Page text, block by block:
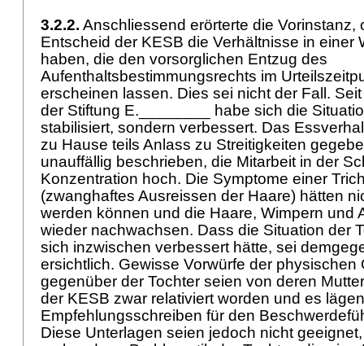
3.2.2. Anschliessend erörterte die Vorinstanz,
Entscheid der KESB die Verhältnisse in einer
haben, die den vorsorglichen Entzug des
Aufenthaltsbestimmungsrechts im
erscheinen lassen. Dies sei nicht der Fall.
der Stiftung E.________ habe sich die
stabilisiert, sondern verbessert. Das
zu Hause teils Anlass zu Streitigkeiten
unauffällig beschrieben, die Mitarbeit in der
Konzentration hoch. Die Symptome einer
(zwanghaftes Ausreissen der Haare) hätten
werden können und die Haare, Wimpern und
wieder nachwachsen. Dass die Situation der
sich inzwischen verbessert hätte, sei
ersichtlich. Gewisse Vorwürfe der physischen
gegenüber der Tochter seien von deren
der KESB zwar relativiert worden und es
Empfehlungsschreiben für den
Diese Unterlagen seien jedoch nicht